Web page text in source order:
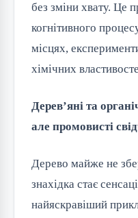
без зміни хвату. Це
когнітивного
місцях,
хімічних
Дерев’яні та
але промовисті
Дерево майже не
знахідка стає
найяскравіший